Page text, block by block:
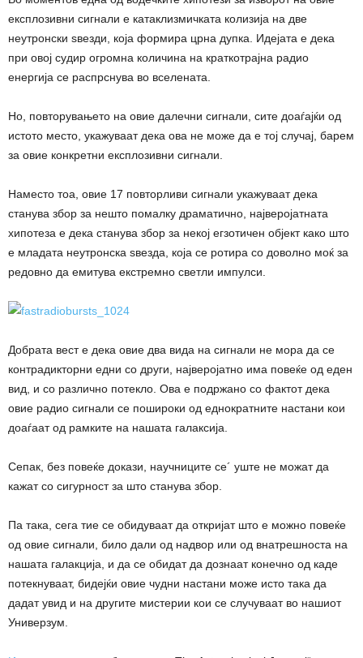
експлозивни сигнали е катаклизмичката колизија на две
неутронски ѕвезди, која формира црна дупка. Идејата е дека
при овој судир огромна количина на краткотрајна радио
енергија се распрснува во вселената.
Но, повторувањето на овие далечни сигнали, сите доаѓајќи од
истото место, укажуваат дека ова не може да е тој случај, барем
за овие конкретни експлозивни сигнали.
Наместо тоа, овие 17 повторливи сигнали укажуваат дека
станува збор за нешто помалку драматично, најверојатната
хипотеза е дека станува збор за некој егзотичен објект како што
е младата неутронска ѕвезда, која се ротира со доволно моќ за
редовно да емитува екстремно светли импулси.
Добрата вест е дека овие два вида на сигнали не мора да се
контрадикторни едни со други, најверојатно има повеќе од еден
вид, и со различно потекло. Ова е подржано со фактот дека
овие радио сигнали се пошироки од еднократните настани кои
доаѓаат од рамките на нашата галаксија.
Сепак, без повеќе докази, научниците се´ уште не можат да
кажат со сигурност за што станува збор.
Па така, сега тие се обидуваат да откријат што е можно повеќе
од овие сигнали, било дали од надвор или од внатрешноста на
нашата галакција, и да се обидат да дознаат конечно од каде
потекнуваат, бидејќи овие чудни настани може исто така да
дадат увид и на другите мистерии кои се случуваат во нашиот
Универзум.